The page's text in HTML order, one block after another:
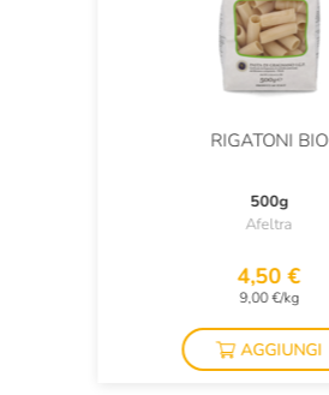
RIGATONI BIO
500g
Afeltra
4,50 €
9,00 €/kg
AGGIUNGI